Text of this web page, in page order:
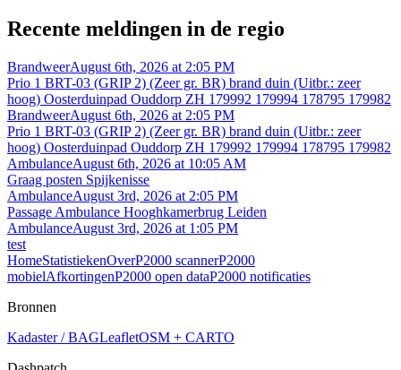
Recente meldingen in de regio
BrandweerAugust 6th, 2026 at 2:05 PM
Prio 1 BRT-03 (GRIP 2) (Zeer gr. BR) brand duin (Uitbr.: zeer
hoog) Oosterduinpad Ouddorp ZH 179992 179994 178795 179982
BrandweerAugust 6th, 2026 at 2:05 PM
Prio 1 BRT-03 (GRIP 2) (Zeer gr. BR) brand duin (Uitbr.: zeer
hoog) Oosterduinpad Ouddorp ZH 179992 179994 178795 179982
AmbulanceAugust 6th, 2026 at 10:05 AM
Graag posten Spijkenisse
AmbulanceAugust 3rd, 2026 at 2:05 PM
Passage Ambulance Hooghkamerbrug Leiden
AmbulanceAugust 3rd, 2026 at 1:05 PM
test
HomeStatistiekenOverP2000 scannerP2000
mobielAfkortingenP2000 open dataP2000 notificaties
Bronnen
Kadaster / BAGLeafletOSM + CARTO